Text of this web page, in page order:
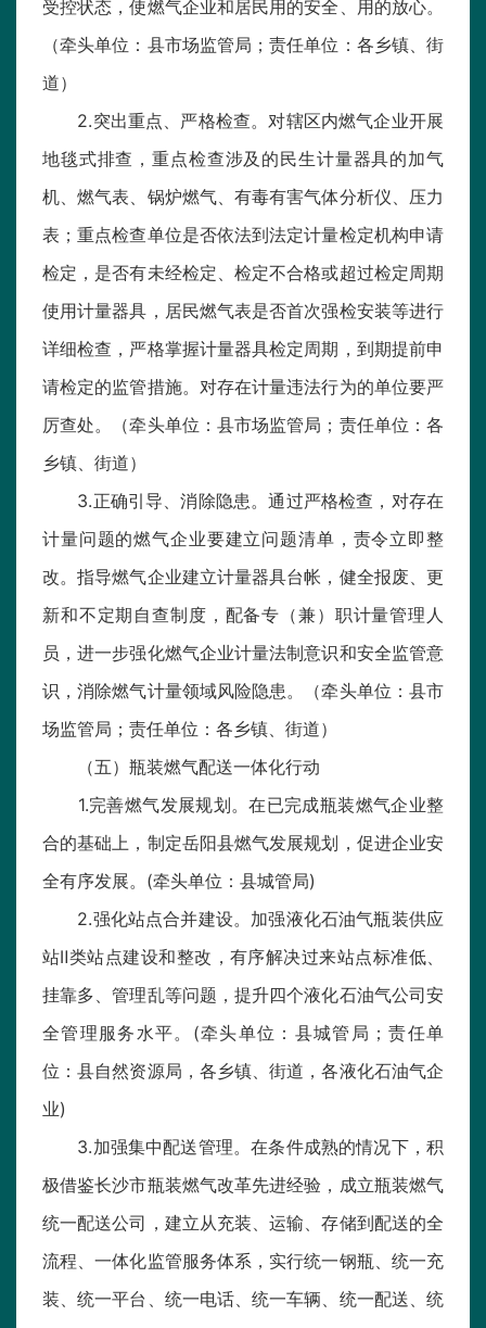
受控状态，使燃气企业和居民用的安全、用的放心。
（牵头单位：县市场监管局；责任单位：各乡镇、街
道）
2.突出重点、严格检查。对辖区内燃气企业开展
地毯式排查，重点检查涉及的民生计量器具的加气
机、燃气表、锅炉燃气、有毒有害气体分析仪、压力
表；重点检查单位是否依法到法定计量检定机构申请
检定，是否有未经检定、检定不合格或超过检定周期
使用计量器具，居民燃气表是否首次强检安装等进行
详细检查，严格掌握计量器具检定周期，到期提前申
请检定的监管措施。对存在计量违法行为的单位要严
厉查处。（牵头单位：县市场监管局；责任单位：各
乡镇、街道）
3.正确引导、消除隐患。通过严格检查，对存在
计量问题的燃气企业要建立问题清单，责令立即整
改。指导燃气企业建立计量器具台帐，健全报废、更
新和不定期自查制度，配备专（兼）职计量管理人
员，进一步强化燃气企业计量法制意识和安全监管意
识，消除燃气计量领域风险隐患。（牵头单位：县市
场监管局；责任单位：各乡镇、街道）
（五）瓶装燃气配送一体化行动
1.完善燃气发展规划。在已完成瓶装燃气企业整
合的基础上，制定岳阳县燃气发展规划，促进企业安
全有序发展。(牵头单位：县城管局)
2.强化站点合并建设。加强液化石油气瓶装供应
站Ⅱ类站点建设和整改，有序解决过来站点标准低、
挂靠多、管理乱等问题，提升四个液化石油气公司安
全管理服务水平。(牵头单位：县城管局；责任单
位：县自然资源局，各乡镇、街道，各液化石油气企
业)
3.加强集中配送管理。在条件成熟的情况下，积
极借鉴长沙市瓶装燃气改革先进经验，成立瓶装燃气
统一配送公司，建立从充装、运输、存储到配送的全
流程、一体化监管服务体系，实行统一钢瓶、统一充
装、统一平台、统一电话、统一车辆、统一配送、统